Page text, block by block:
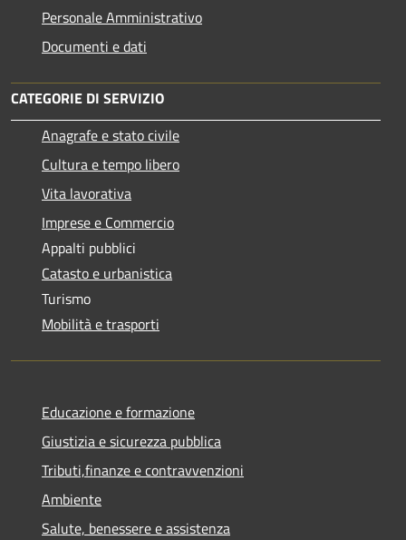
Personale Amministrativo
Documenti e dati
CATEGORIE DI SERVIZIO
Anagrafe e stato civile
Cultura e tempo libero
Vita lavorativa
Imprese e Commercio
Appalti pubblici
Catasto e urbanistica
Turismo
Mobilità e trasporti
Educazione e formazione
Giustizia e sicurezza pubblica
Tributi,finanze e contravvenzioni
Ambiente
Salute, benessere e assistenza